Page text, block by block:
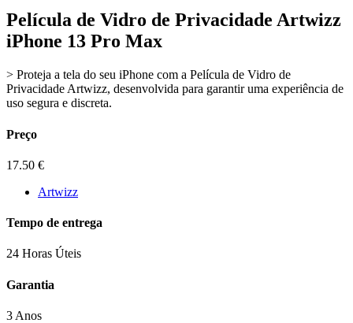
Película de Vidro de Privacidade Artwizz
iPhone 13 Pro Max
> Proteja a tela do seu iPhone com a Película de Vidro de
Privacidade Artwizz, desenvolvida para garantir uma experiência de
uso segura e discreta.
Preço
17.50 €
Artwizz
Tempo de entrega
24 Horas Úteis
Garantia
3 Anos